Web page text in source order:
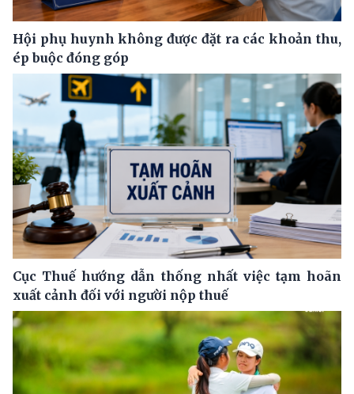
Hội phụ huynh không được đặt ra các khoản thu,
ép buộc đóng góp
Cục Thuế hướng dẫn thống nhất việc tạm hoãn
xuất cảnh đối với người nộp thuế